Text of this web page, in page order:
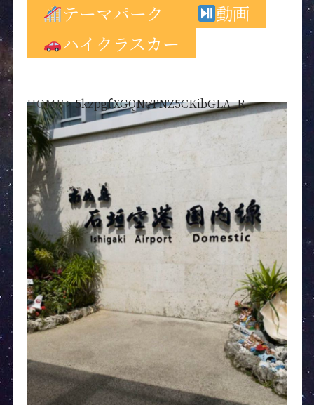
テーマパーク
動画
ハイクラスカー
HOME>5kzpgfXGQNeTNZ5CKibGLA_R